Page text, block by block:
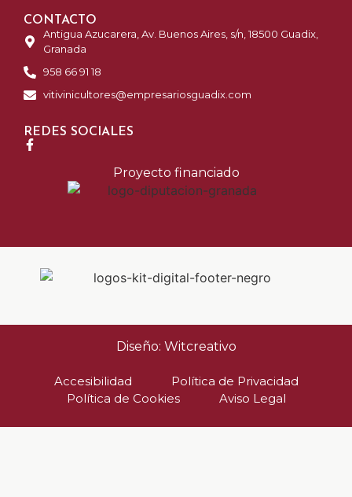
CONTACTO
Antigua Azucarera, Av. Buenos Aires, s/n, 18500 Guadix,
Granada
958 66 91 18
vitivinicultores@empresariosguadix.com
REDES SOCIALES
Proyecto financiado
Diseño: Witcreativo
Accesibilidad
Política de Privacidad
Política de Cookies
Aviso Legal